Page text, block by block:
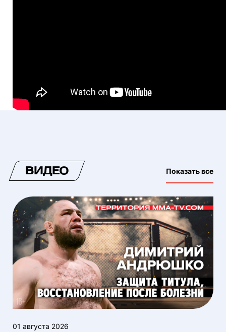
ВИДЕО Показать все
01 августа 2026